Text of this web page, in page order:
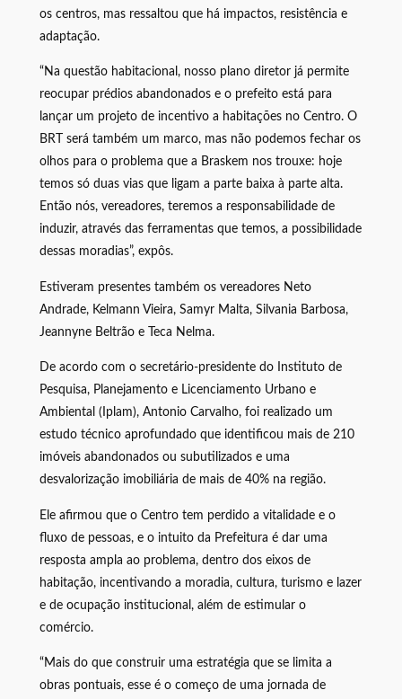
os centros, mas ressaltou que há impactos, resistência e
adaptação.
“Na questão habitacional, nosso plano diretor já permite
reocupar prédios abandonados e o prefeito está para
lançar um projeto de incentivo a habitações no Centro. O
BRT será também um marco, mas não podemos fechar os
olhos para o problema que a Braskem nos trouxe: hoje
temos só duas vias que ligam a parte baixa à parte alta.
Então nós, vereadores, teremos a responsabilidade de
induzir, através das ferramentas que temos, a possibilidade
dessas moradias”, expôs.
Estiveram presentes também os vereadores Neto
Andrade, Kelmann Vieira, Samyr Malta, Silvania Barbosa,
Jeannyne Beltrão e Teca Nelma.
De acordo com o secretário-presidente do Instituto de
Pesquisa, Planejamento e Licenciamento Urbano e
Ambiental (Iplam), Antonio Carvalho, foi realizado um
estudo técnico aprofundado que identificou mais de 210
imóveis abandonados ou subutilizados e uma
desvalorização imobiliária de mais de 40% na região.
Ele afirmou que o Centro tem perdido a vitalidade e o
fluxo de pessoas, e o intuito da Prefeitura é dar uma
resposta ampla ao problema, dentro dos eixos de
habitação, incentivando a moradia, cultura, turismo e lazer
e de ocupação institucional, além de estimular o
comércio.
“Mais do que construir uma estratégia que se limita a
obras pontuais, esse é o começo de uma jornada de